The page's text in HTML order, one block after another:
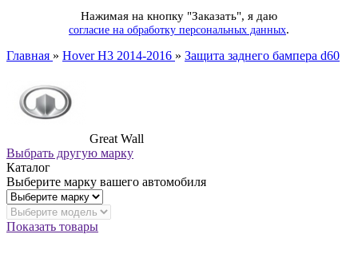
Нажимая на кнопку "Заказать", я даю
согласие на обработку персональных данных.
Главная » Hover H3 2014-2016 » Защита заднего бампера d60
Great Wall
Выбрать другую марку
Каталог
Выберите марку вашего автомобиля
Показать товары